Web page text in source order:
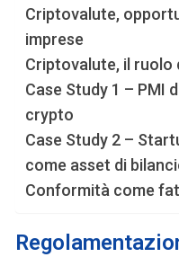
Criptovalute,
imprese
Criptovalute, il ruolo
Case Study 1 – PMI
crypto
Case Study 2 –
come asset di
Conformità come